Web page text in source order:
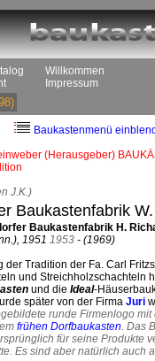
Willkommen
Impressum
Baukastenmenü
(Herausgeber)
J.K.)
Baukastenfabrik
Baukastenfabrik H.
1951 1953 - (1969)
der Tradition der Fa. Carl
und Streichholzschachteln
und die Ideal-
später von der Firma Juri
runde Firmenlogo
frühen Dorfbaukasten. Das
für seine Produkte
Es sind aber natürlich auch